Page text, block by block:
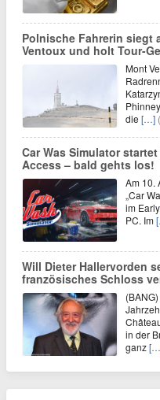
Polnische Fahrerin siegt
Ventoux und holt Tour-
Mont
die […]
Car Was Simulator
Access – bald gehts los!
Am 10.
„Car
im
PC. Im
Will Dieter Hallervorden
französisches Schloss
in der
ganz